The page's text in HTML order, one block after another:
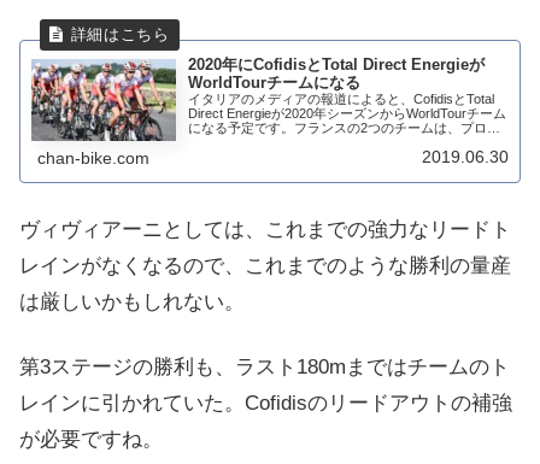
2020年にCofidisとTotal Direct Energieが
WorldTourチームになる
イタリアのメディアの報道によると、CofidisとTotal
Direct Energieが2020年シーズンからWorldTourチーム
になる予定です。フランスの2つのチームは、プロコ
chan-bike.com 2019.06.30
ヴィヴィアーニとしては、これまでの強力なリードト
レインがなくなるので、これまでのような勝利の量産
は厳しいかもしれない。
第3ステージの勝利も、ラスト180mまではチームのト
レインに引かれていた。Cofidisのリードアウトの補強
が必要ですね。